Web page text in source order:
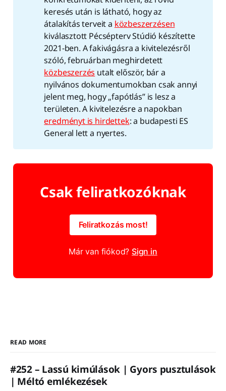
keresés után is látható, hogy az
átalakítás terveit a közbeszerzésen
kiválasztott Pécsépterv Stúdió készítette
2021-ben. A fakivágásra a kivitelezésről
szóló, februárban meghirdetett
közbeszerzés utalt először, bár a
nyilvános dokumentumokban csak annyi
jelent meg, hogy „fapótlás” is lesz a
területen. A kivitelezésre a napokban
eredményt is hirdettek: a budapesti ES
General lett a nyertes.
Csak feliratkozóknak
Feliratkozás most!
Már van fiókod? Sign in
READ MORE
#252 – Lassú kimúlások | Gyors pusztulások
| Méltó emlékezések